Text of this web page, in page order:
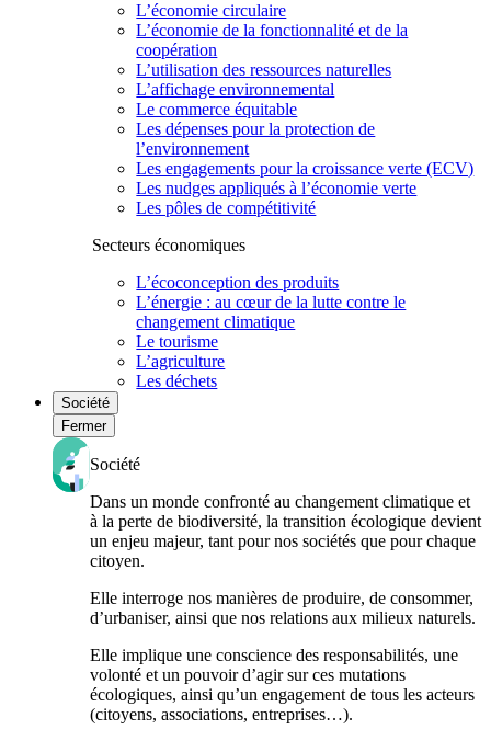
L’économie circulaire
L’économie de la fonctionnalité et de la
coopération
L’utilisation des ressources naturelles
L’affichage environnemental
Le commerce équitable
Les dépenses pour la protection de
l’environnement
Les engagements pour la croissance verte (ECV)
Les nudges appliqués à l’économie verte
Les pôles de compétitivité
Secteurs économiques
L’écoconception des produits
L’énergie : au cœur de la lutte contre le
changement climatique
Le tourisme
L’agriculture
Les déchets
Société
Fermer
Société
Dans un monde confronté au changement climatique et
à la perte de biodiversité, la transition écologique devient
un enjeu majeur, tant pour nos sociétés que pour chaque
citoyen.
Elle interroge nos manières de produire, de consommer,
d’urbaniser, ainsi que nos relations aux milieux naturels.
Elle implique une conscience des responsabilités, une
volonté et un pouvoir d’agir sur ces mutations
écologiques, ainsi qu’un engagement de tous les acteurs
(citoyens, associations, entreprises…).